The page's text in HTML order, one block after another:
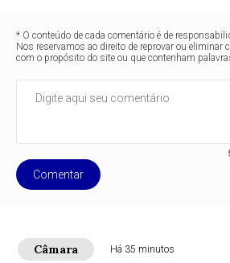
* O conteúdo de cada comentário é de
Nos reservamos ao direito de reprovar ou eliminar
com o propósito do site ou que contenham
Comentar
Câmara Há 35 minutos